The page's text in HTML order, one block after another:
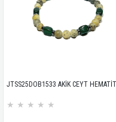
★ ★ ★ ★ ★